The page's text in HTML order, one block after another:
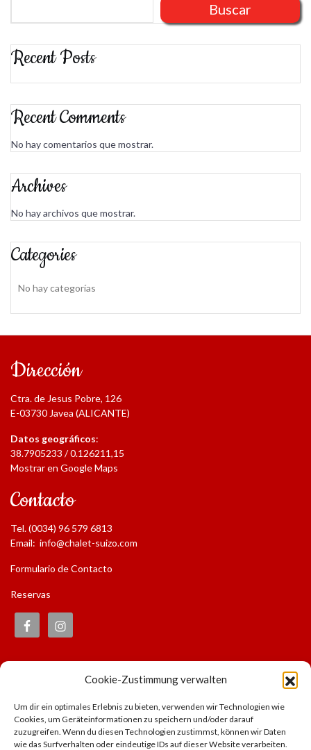
Cookie-Zustimmung verwalten
Um dir ein optimales Erlebnis zu bieten, verwenden wir Technologien wie
Cookies, um Geräteinformationen zu speichern und/oder darauf
zuzugreifen. Wenn du diesen Technologien zustimmst, können wir Daten
wie das Surfverhalten oder eindeutige IDs auf dieser Website verarbeiten.
Buscar
Recent Posts
Recent Comments
No hay comentarios que mostrar.
Archives
No hay archivos que mostrar.
Categories
No hay categorías
Dirección
Ctra. de Jesus Pobre, 126
E-03730 Javea (ALICANTE)
Datos geográficos:
38.7905233 / 0.126211,15
Mostrar en Google Maps
Contacto
Tel. (0034) 96 579 6813
Email: info@chalet-suizo.com
Formulario de Contacto
Reservas
Informaciones
Aviso Legal
Política de privacidad